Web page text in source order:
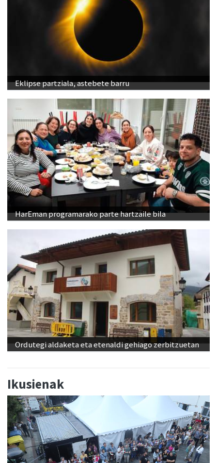
Eklipse partziala, astebete barru
HarEman programarako parte hartzaile bila
Ordutegi aldaketa eta etenaldi gehiago zerbitzuetan
Ikusienak